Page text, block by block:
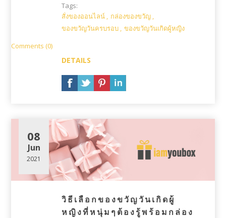
Tags:
สั่งของออนไลน์ , กล่องของขวัญ ,
ของขวัญวันครบรอบ , ของขวัญวันเกิดผู้หญิง
Comments (0)
DETAILS
วิธีเลือกของขวัญวันเกิดผู้
หญิงที่หนุ่มๆต้องรู้พร้อมกล่อง
08
Jun
2021